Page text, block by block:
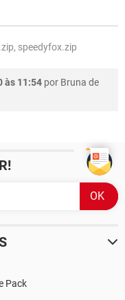
speedyfox.zip
às 11:54 por Bruna de
Pack